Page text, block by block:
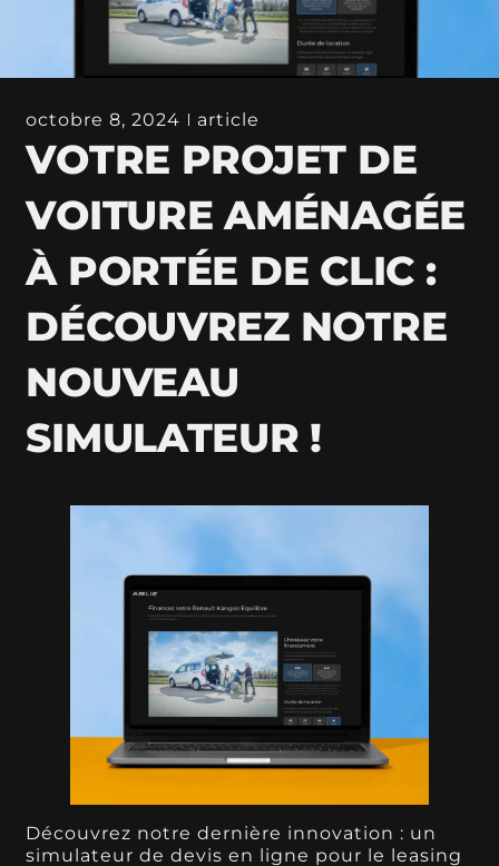
octobre 8, 2024 article
VOTRE PROJET DE
VOITURE AMÉNAGÉE
À PORTÉE DE CLIC :
DÉCOUVREZ NOTRE
NOUVEAU
SIMULATEUR !
Découvrez notre dernière innovation : un
simulateur de devis en ligne pour le leasing